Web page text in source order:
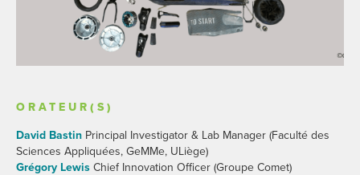
ORATEUR(S)
David Bastin Principal Investigator & Lab Manager (Faculté des
Sciences Appliquées, GeMMe, ULiège)
Grégory Lewis Chief Innovation Officer (Groupe Comet)